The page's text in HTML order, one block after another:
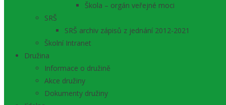
Škola – orgán veřejné moci
SRŠ
SRŠ archiv zápisů z jednání 2012-2021
Školní Intranet
Družina
Informace o družině
Akce družiny
Dokumenty družiny